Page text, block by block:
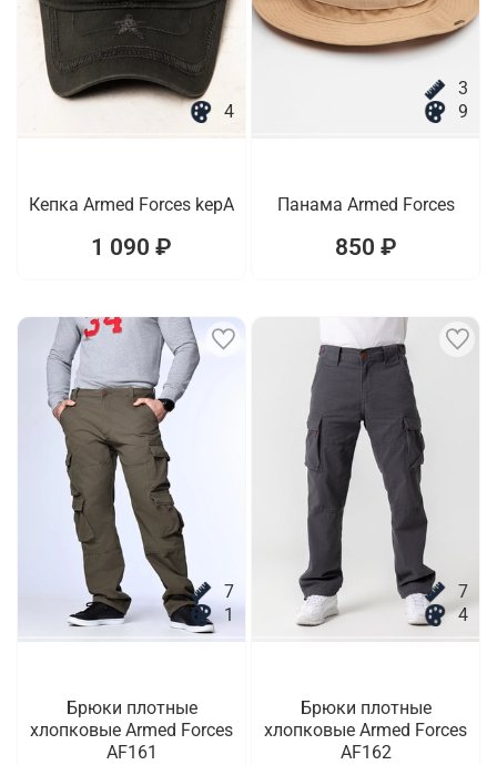
4
Кепка Armed Forces kepA
1 090 ₽
3
9
Панама Armed Forces
850 ₽
7
1
Брюки плотные
хлопковые Armed Forces
AF161
7
4
Брюки плотные
хлопковые Armed Forces
AF162